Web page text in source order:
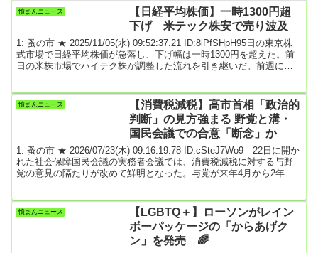
象を大阪に事実上限るよう求めていることに難色を示した発言だ。
時事通信 政治部2025年12月25日17時57分配信引用元: 2: 名無しどん
憤まんニュース
【日経平均株価】一時1300円超
下げ 米テック株安で売り波及
1: 蚤の市 ★ 2025/11/05(水) 09:52:37.21 ID:8iPfSHpH95日の東京株
式市場で日経平均株価が急落し、下げ幅は一時1300円を超えた。前
日の米株市場でハイテク株が調整した流れを引き継いだ。前週に史
を大きく押し上げてきた銘柄への売り圧力が強まった。SBGは一時
前日比11%安、アドテストも10%安で2銘柄で日経平均を1000円近く
憤まんニュース
【消費税減税】高市首相「政治的
判断」の見方強まる 野党と溝・
国民会議での合意「断念」か
1: 蚤の市 ★ 2026/07/23(木) 09:16:19.78 ID:cSteJ7Wo9 22日に開か
れた社会保障国民会議の実務者会議では、消費税減税に対する与野
党の意見の隔たりが改めて鮮明となった。与党が来年4月から2年間
高市首相が政治決断を下すとの見方が強まっている。（土居宏之）
「チームみらい以外は、各党が消費税減税を公約として掲げていた
と記憶している。消費税減税に理...
憤まんニュース
【LGBTQ＋】ローソンがレイン
ボーパッケージの「からあげク
ン」を発売 🌈